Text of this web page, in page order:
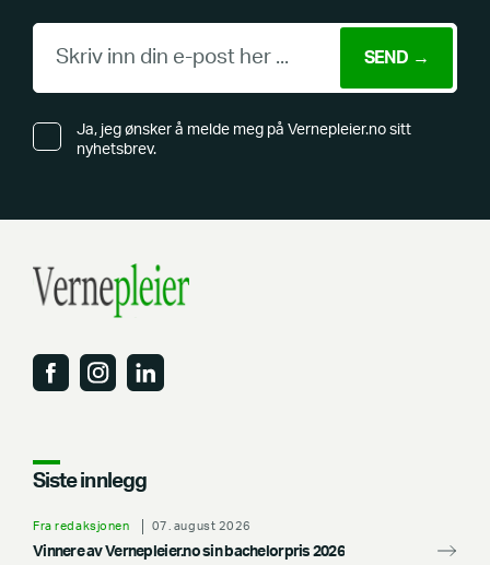
Ja, jeg ønsker å melde meg på Vernepleier.no sitt
nyhetsbrev.
Siste innlegg
Fra redaksjonen 07. august 2026
Vinnere av Vernepleier.no sin bachelorpris 2026